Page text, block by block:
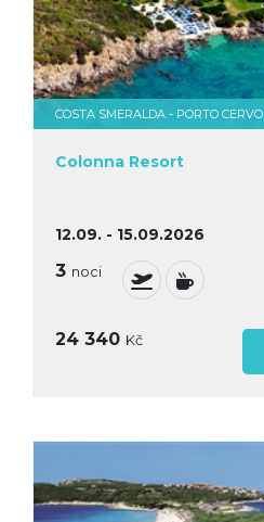
COSTA SMERALDA - PORTO CERVO
Colonna Resort
12.09. - 15.09.2026
3 noci
24 340 Kč